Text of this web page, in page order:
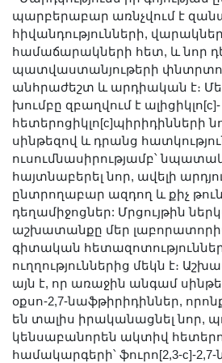
պարբերաբար առնչվում է
հիվանդությունների,
համաճարակների հետ, և նոր
պատվաստանյութերի
անհրաժեշտ և արդիական է։
խումբը զբաղվում է
հետերոցիկլո[c]պիրիդինների
սինթեզով և դրանց
ուսումնասիրությամբ՝
հայտնաբերել նոր, ավելի
ընտրողաբար ազդող և քիչ
դեղամիջոցներ: Մրցույթին
աշխատանքը մեր
գիտական
ուղղություններից մեկն է։
այն է, որ առաջին անգամ
օքսո-2,7-նաֆթիրիդիններ,
են տալիս իրականացնել նոր,
կենսաբանորեն ակտիվ
համակարգերի՝ ֆուրո[2,3-c]-